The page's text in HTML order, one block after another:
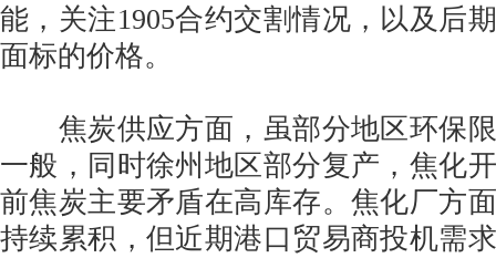
能，关注1905合约交割情况，以及后
面标的价格。
焦炭供应方面，虽部分地区环保限
一般，同时徐州地区部分复产，焦化
前焦炭主要矛盾在高库存。焦化厂方
持续累积，但近期港口贸易商投机需